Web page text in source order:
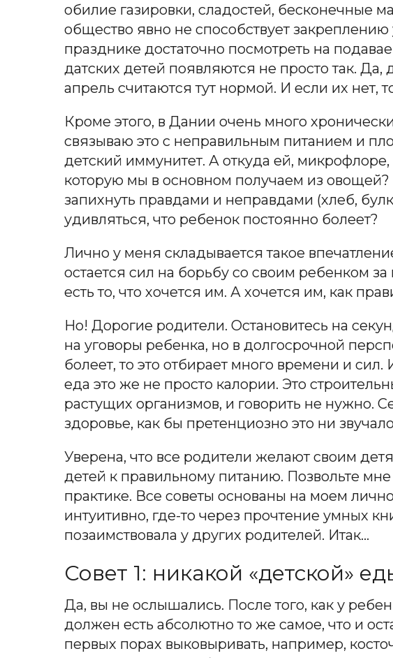
обилие газировки, сладостей, бесконечные
общество явно не способствует
празднике достаточно посмотреть на
датских детей появляются не просто так.
апрель считаются тут нормой. И если их нет,
Кроме этого, в Дании очень много
связываю это с неправильным питанием и
детский иммунитет. А откуда ей,
которую мы в основном получаем из овощей?
запихнуть правдами и неправдами (хлеб,
удивляться, что ребенок постоянно болеет?
Лично у меня складывается такое
остается сил на борьбу со своим ребенком
есть то, что хочется им. А хочется им, как
Но! Дорогие родители. Остановитесь на
на уговоры ребенка, но в долгосрочной
болеет, то это отбирает много времени и
еда это же не просто калории. Это
растущих организмов, и говорить не нужно.
здоровье, как бы претенциозно это ни
Уверена, что все родители желают своим
детей к правильному питанию. Позвольте
практике. Все советы основаны на моем
интуитивно, где-то через прочтение умных
позаимствовала у других родителей. Итак…
Совет 1: никакой «детской»
Да, вы не ослышались. После того, как у
должен есть абсолютно то же самое, что и
первых порах выковыривать, например,